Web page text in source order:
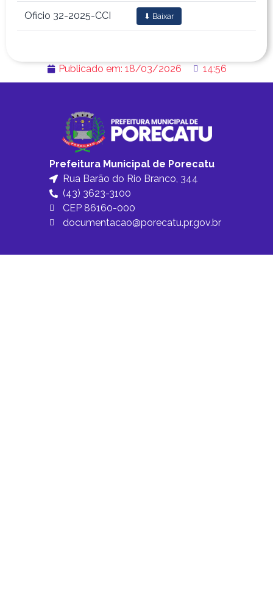
Oficio 32-2025-CCI ⬇ Baixar
Publicado em: 18/03/2026 14:56
Prefeitura Municipal de Porecatu
Rua Barão do Rio Branco, 344
(43) 3623-3100
CEP 86160-000
documentacao@porecatu.pr.gov.br